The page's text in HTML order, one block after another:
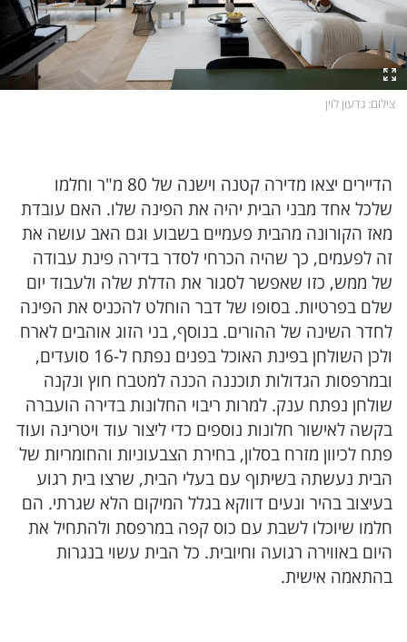
צילום : גדעון לוין
הדיירים יצאו מדירה קטנה וישנה של 80 מ"ר וחלמו
שלכל אחד מבני הבית יהיה את הפינה שלו. האם עובדת
מאז הקורונה מהבית פעמיים בשבוע וגם האב עושה את
זה לפעמים, כך שהיה הכרחי לסדר בדירה פינת עבודה
של ממש, כזו שאפשר לסגור את הדלת שלה ולעבוד יום
שלם בפרטיות. בסופו של דבר הוחלט להכניס את הפינה
לחדר השינה של ההורים. בנוסף, בני הזוג אוהבים לארח
ולכן השולחן בפינת האוכל בפנים נפתח ל-16 סועדים,
ובמרפסות הגדולות תוכננה הכנה למטבח חוץ ונקנה
שולחן נפתח ענק. למרות ריבוי החלונות בדירה הועברה
בקשה לאישור חלונות נוספים כדי ליצור עוד ויטרינה ועוד
פתח לכיוון מזרח בסלון, בחירת הצבעוניות והחומריות של
הבית נעשתה בשיתוף עם בעלי הבית, שרצו בית רגוע
בעיצוב בהיר ונעים דווקא בגלל המיקום הלא שגרתי. הם
חלמו שיוכלו לשבת עם כוס קפה במרפסת ולהתחיל את
היום באווירה רגועה וחיובית. כל הבית עשוי בנגרות
בהתאמה אישית.